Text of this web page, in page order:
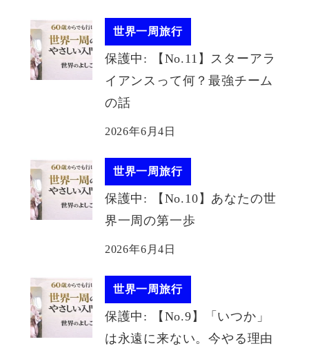
世界一周旅行
保護中: 【No.11】スターアラ
イアンスって何？最強チーム
の話
2026年6月4日
世界一周旅行
保護中: 【No.10】あなたの世
界一周の第一歩
2026年6月4日
世界一周旅行
保護中: 【No.9】「いつか」
は永遠に来ない。今やる理由